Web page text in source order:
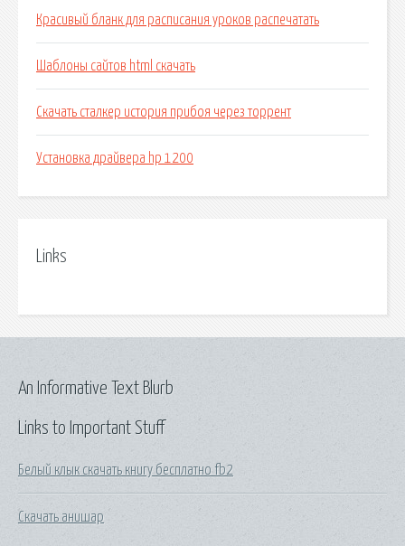
Красивый бланк для расписания уроков распечатать
Шаблоны сайтов html скачать
Скачать сталкер история прибоя через торрент
Установка драйвера hp 1200
Links
Links to Important Stuff
Белый клык скачать книгу бесплатно fb2
Скачать анишар
An Informative Text Blurb